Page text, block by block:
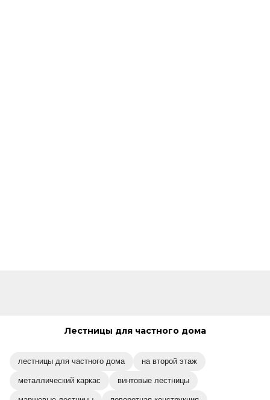
Лестницы для частного дома
лестницы для частного дома на второй этаж
металлический каркас винтовые лестницы